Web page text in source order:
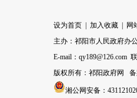
设为首页 加入收藏 网
主办：祁阳市人民政府办
E-mail：qy189@126.com
版权所有：祁阳政府网
湘公网安备：